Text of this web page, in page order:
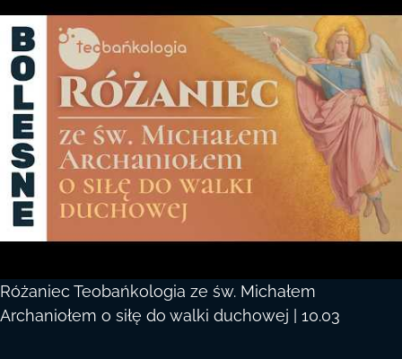
Różaniec Teobańkologia ze św. Michałem
Archaniołem o siłę do walki duchowej | 10.03